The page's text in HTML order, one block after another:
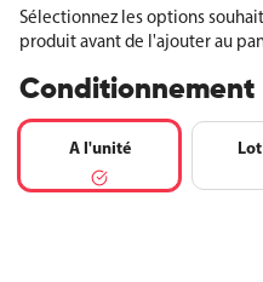
Sélectionnez les options
produit avant de l'ajouter au
Conditionnement
A l'unité